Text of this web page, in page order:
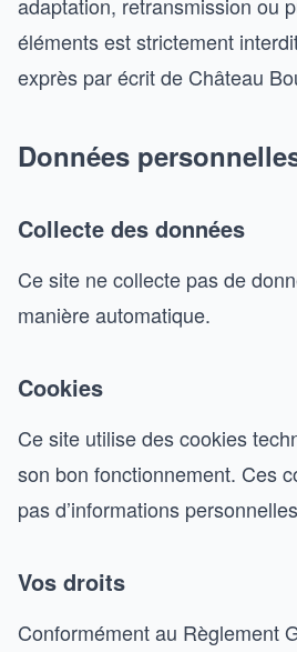
éléments est strictement
exprès par écrit de Château
Données
Collecte des données
Ce site ne collecte pas de
manière automatique.
Cookies
Ce site utilise des cookies
son bon fonctionnement. Ces
pas d’informations
Vos droits
Conformément au Règlement